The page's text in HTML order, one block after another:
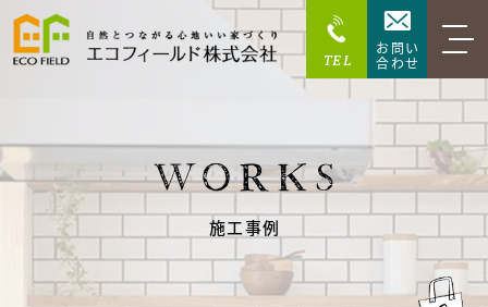
TEL
お問い
合わせ
WORKS
施工事例